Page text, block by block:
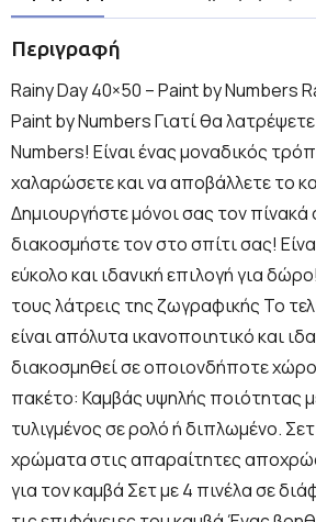
Περιγραφή
Rainy Day 40×50 – Paint by Numbers
Paint by Numbers Γιατί θα
Numbers! Είναι ένας μοναδικός
χαλαρώσετε και να αποβάλλετε το
Δημιουργήστε μόνοι σας τον πίνακά
διακοσμήστε τον στο σπίτι σας!
εύκολο και ιδανική επιλογή για
τους λάτρεις της ζωγραφικής Το
είναι απόλυτα ικανοποιητικό και
διακοσμηθεί σε οποιονδήποτε
πακέτο: Καμβάς υψηλής ποιότητας
τυλιγμένος σε ρολό ή διπλωμένο.
χρώματα στις απαραίτητες
για τον καμβά Σετ με 4 πινέλα σε